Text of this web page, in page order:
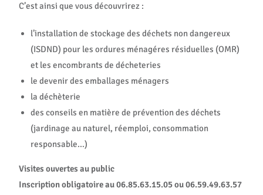
C’est ainsi que vous découvrirez :
l’installation de stockage des déchets non dangereux
(ISDND) pour les ordures ménagéres résiduelles (OMR)
et les encombrants de décheteries
le devenir des emballages ménagers
la déchèterie
des conseils en matière de prévention des déchets
(jardinage au naturel, réemploi, consommation
responsable…)
Visites ouvertes au public
Inscription obligatoire au 06.85.63.15.05 ou 06.59.49.63.57